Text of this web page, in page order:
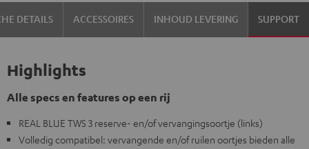
DETAILS ACCESSOIRES INHOUD LEVERING SUPPORT
Highlights
Alle specs en features op een rij
REAL BLUE TWS 3 reserve- en/of vervangingsoortje (links)
Volledig compatibel: vervangende en/of ruilen oortjes bieden alle